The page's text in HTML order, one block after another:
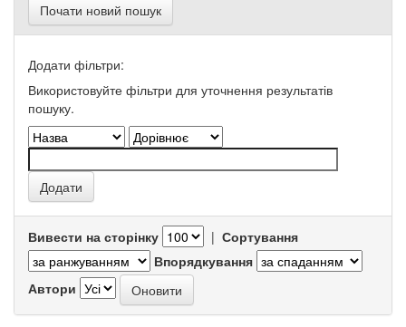
Почати новий пошук
Додати фільтри:
Використовуйте фільтри для уточнення результатів
пошуку.
Вивести на сторінку | Сортування
Впорядкування
Автори